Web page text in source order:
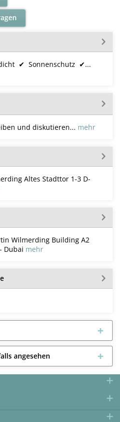
✔ Sonnenschutz ✔...
und diskutieren... mehr
Altes Stadttor 1-3 D-
Wilmerding Building A2
Dubai mehr
angesehen